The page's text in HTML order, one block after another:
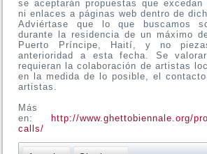
se aceptarán propuestas que
ni enlaces a páginas web dentro de
Adviértase que lo que buscamos
durante la residencia de un máximo
Puerto Príncipe, Haití, y no
anterioridad a esta fecha. Se
requieran la colaboración de artistas
en la medida de lo posible, el
artistas.
Más
en:
http://www.ghettobiennale.org/
calls/